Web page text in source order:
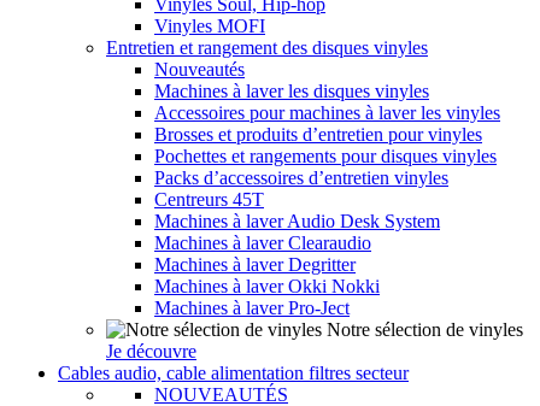
Vinyles Soul, Hip-hop
Vinyles MOFI
Entretien et rangement des disques vinyles
Nouveautés
Machines à laver les disques vinyles
Accessoires pour machines à laver les vinyles
Brosses et produits d’entretien pour vinyles
Pochettes et rangements pour disques vinyles
Packs d’accessoires d’entretien vinyles
Centreurs 45T
Machines à laver Audio Desk System
Machines à laver Clearaudio
Machines à laver Degritter
Machines à laver Okki Nokki
Machines à laver Pro-Ject
Notre sélection de vinyles
Je découvre
Cables audio, cable alimentation filtres secteur
NOUVEAUTÉS